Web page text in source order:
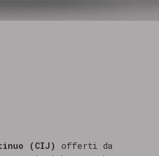
(CIJ) offerti da